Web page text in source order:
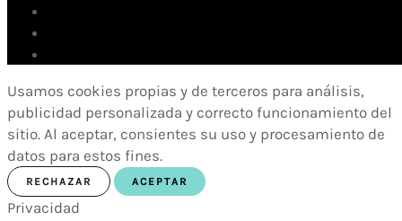
Usamos cookies propias y de terceros para análisis,
publicidad personalizada y correcto funcionamiento del
sitio. Al aceptar, consientes su uso y procesamiento de
datos para estos fines.
RECHAZAR ACEPTAR
Privacidad